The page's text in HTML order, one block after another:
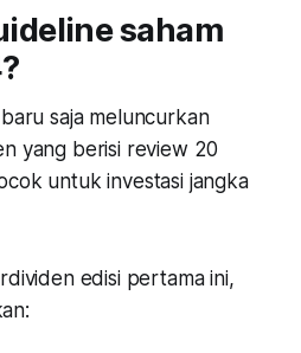
saham
saja meluncurkan
yang berisi review 20
untuk investasi jangka
edisi pertama ini,